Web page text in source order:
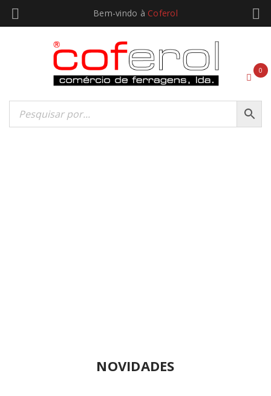
Bem-vindo à Coferol
0
NOVIDADES